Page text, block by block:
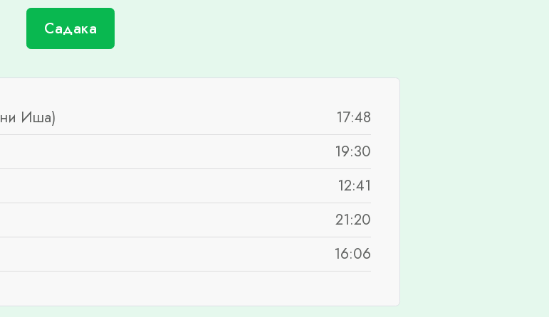
Садака
Иша)
17:48
19:30
12:41
21:20
16:06